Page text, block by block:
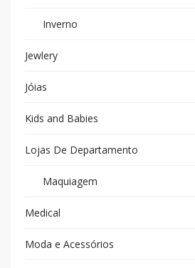
Inverno
Jewlery
Jóias
Kids and Babies
Lojas De Departamento
Maquiagem
Medical
Moda e Acessórios